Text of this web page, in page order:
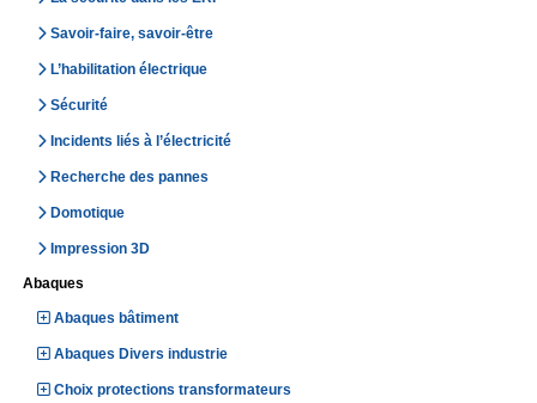
Savoir-faire, savoir-être
L’habilitation électrique
Sécurité
Incidents liés à l’électricité
Recherche des pannes
Domotique
Impression 3D
Abaques
Abaques bâtiment
Abaques Divers industrie
Choix protections transformateurs